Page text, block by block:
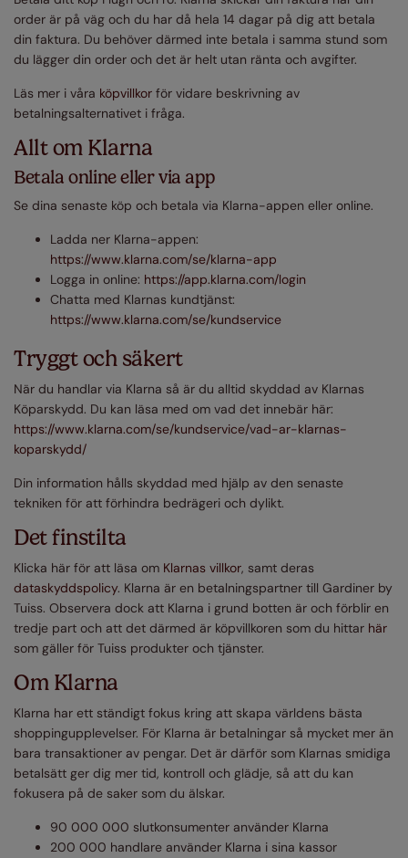
order är på väg och du har då hela 14 dagar på dig att betala
din faktura. Du behöver därmed inte betala i samma stund som
du lägger din order och det är helt utan ränta och avgifter.
Läs mer i våra köpvillkor för vidare beskrivning av
betalningsalternativet i fråga.
Allt om Klarna
Betala online eller via app
Se dina senaste köp och betala via Klarna-appen eller online.
Ladda ner Klarna-appen:
https://www.klarna.com/se/klarna-app
Logga in online: https://app.klarna.com/login
Chatta med Klarnas kundtjänst:
https://www.klarna.com/se/kundservice
Tryggt och säkert
När du handlar via Klarna så är du alltid skyddad av Klarnas
Köparskydd. Du kan läsa med om vad det innebär här:
https://www.klarna.com/se/kundservice/vad-ar-klarnas-
koparskydd/
Din information hålls skyddad med hjälp av den senaste
tekniken för att förhindra bedrägeri och dylikt.
Det finstilta
Klicka här för att läsa om Klarnas villkor, samt deras
dataskyddspolicy. Klarna är en betalningspartner till Gardiner by
Tuiss. Observera dock att Klarna i grund botten är och förblir en
tredje part och att det därmed är köpvillkoren som du hittar här
som gäller för Tuiss produkter och tjänster.
Om Klarna
Klarna har ett ständigt fokus kring att skapa världens bästa
shoppingupplevelser. För Klarna är betalningar så mycket mer än
bara transaktioner av pengar. Det är därför som Klarnas smidiga
betalsätt ger dig mer tid, kontroll och glädje, så att du kan
fokusera på de saker som du älskar.
90 000 000 slutkonsumenter använder Klarna
200 000 handlare använder Klarna i sina kassor